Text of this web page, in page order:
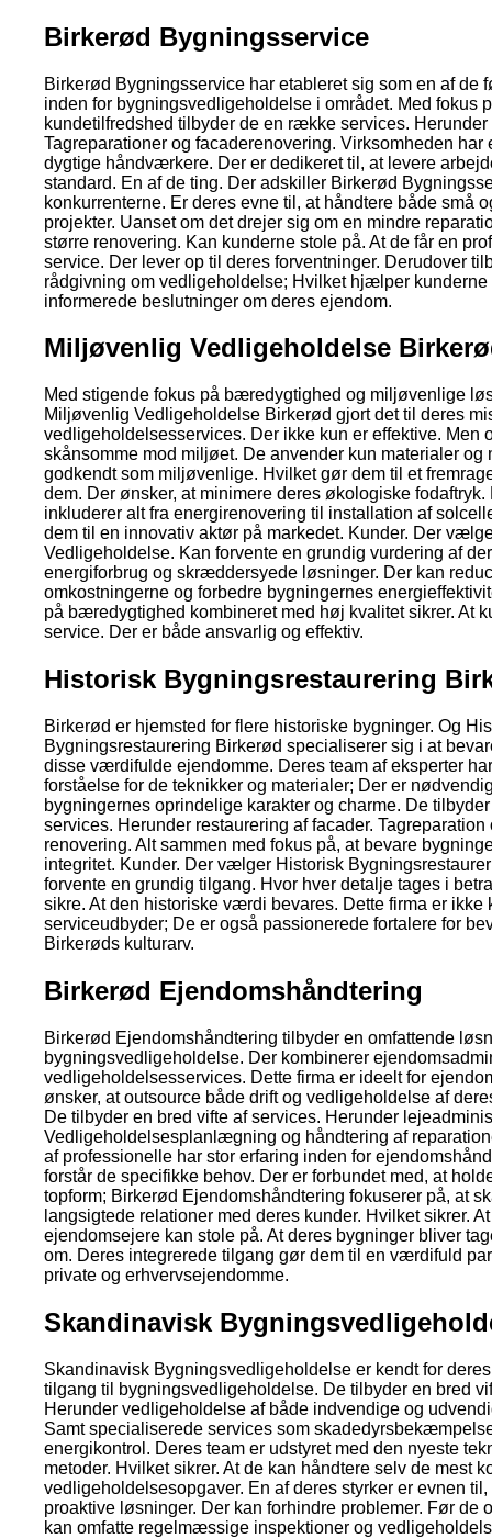
Birkerød Bygningsservice
Birkerød Bygningsservice har etableret sig som en af de
inden for bygningsvedligeholdelse i området. Med fokus
kundetilfredshed tilbyder de en række services.
Tagreparationer og facaderenovering. Virksomheden har
dygtige håndværkere. Der er dedikeret til, at levere
standard. En af de ting. Der adskiller Birkerød
konkurrenterne. Er deres evne til, at håndtere både små
projekter. Uanset om det drejer sig om en mindre
større renovering. Kan kunderne stole på. At de får en
service. Der lever op til deres forventninger. Derudover
rådgivning om vedligeholdelse; Hvilket hjælper
informerede beslutninger om deres ejendom.
Miljøvenlig Vedligeholdelse
Med stigende fokus på bæredygtighed og miljøvenlige
Miljøvenlig Vedligeholdelse Birkerød gjort det til deres
vedligeholdelsesservices. Der ikke kun er effektive. Men
skånsomme mod miljøet. De anvender kun materialer og
godkendt som miljøvenlige. Hvilket gør dem til et
dem. Der ønsker, at minimere deres økologiske fodaftryk.
inkluderer alt fra energirenovering til installation af
dem til en innovativ aktør på markedet. Kunder. Der
Vedligeholdelse. Kan forvente en grundig vurdering af
energiforbrug og skræddersyede løsninger. Der kan
omkostningerne og forbedre bygningernes
på bæredygtighed kombineret med høj kvalitet sikrer. At
service. Der er både ansvarlig og effektiv.
Historisk Bygningsrestaurering
Birkerød er hjemsted for flere historiske bygninger. Og
Bygningsrestaurering Birkerød specialiserer sig i at
disse værdifulde ejendomme. Deres team af eksperter
forståelse for de teknikker og materialer; Der er
bygningernes oprindelige karakter og charme. De
services. Herunder restaurering af facader.
renovering. Alt sammen med fokus på, at bevare
integritet. Kunder. Der vælger Historisk
forvente en grundig tilgang. Hvor hver detalje tages i
sikre. At den historiske værdi bevares. Dette firma er ikke
serviceudbyder; De er også passionerede fortalere for
Birkerøds kulturarv.
Birkerød Ejendomshåndtering
Birkerød Ejendomshåndtering tilbyder en omfattende
bygningsvedligeholdelse. Der kombinerer
vedligeholdelsesservices. Dette firma er ideelt for
ønsker, at outsource både drift og vedligeholdelse af
De tilbyder en bred vifte af services. Herunder
Vedligeholdelsesplanlægning og håndtering af
af professionelle har stor erfaring inden for
forstår de specifikke behov. Der er forbundet med, at
topform; Birkerød Ejendomshåndtering fokuserer på, at
langsigtede relationer med deres kunder. Hvilket sikrer. At
ejendomsejere kan stole på. At deres bygninger bliver
om. Deres integrerede tilgang gør dem til en værdifuld
private og erhvervsejendomme.
Skandinavisk
Skandinavisk Bygningsvedligeholdelse er kendt for
tilgang til bygningsvedligeholdelse. De tilbyder en bred
Herunder vedligeholdelse af både indvendige og
Samt specialiserede services som
energikontrol. Deres team er udstyret med den nyeste
metoder. Hvilket sikrer. At de kan håndtere selv de mest
vedligeholdelsesopgaver. En af deres styrker er evnen
proaktive løsninger. Der kan forhindre problemer. Før de
kan omfatte regelmæssige inspektioner og